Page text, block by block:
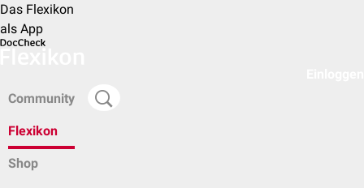
Das Flexikon
als App
Community
Flexikon
Shop